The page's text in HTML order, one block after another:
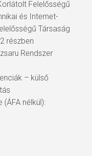
Felelősségű
és Internet-
Társaság
részben
Rendszer
– külső
nélkül):